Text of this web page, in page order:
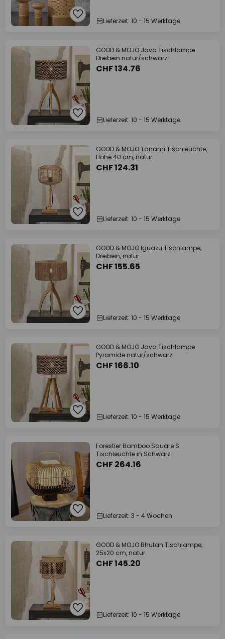
Lieferzeit: 10 - 15 Werktage
GOOD & MOJO Java Tischlampe
Dreibein natur/schwarz
CHF 134.76
Lieferzeit: 10 - 15 Werktage
GOOD & MOJO Tanami Tischleuchte,
Höhe 40 cm, natur
CHF 124.31
Lieferzeit: 10 - 15 Werktage
GOOD & MOJO Iguazu Tischlampe,
Dreibein, natur
CHF 155.65
Lieferzeit: 10 - 15 Werktage
GOOD & MOJO Java Tischlampe
Pyramide natur/schwarz
CHF 166.10
Lieferzeit: 10 - 15 Werktage
Forestier Bamboo Square S
Tischleuchte in Schwarz
CHF 264.16
Lieferzeit: 3 - 4 Wochen
GOOD & MOJO Bhutan Tischlampe,
25x20 cm, natur
CHF 145.20
Lieferzeit: 10 - 15 Werktage